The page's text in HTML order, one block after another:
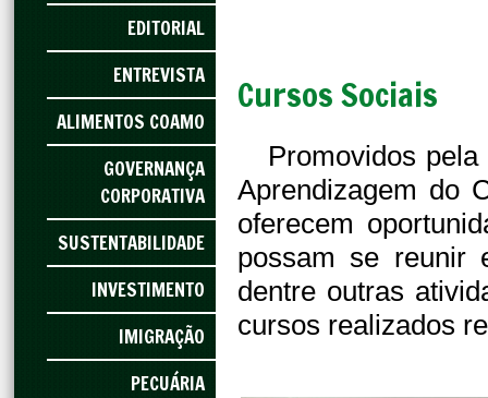
EDITORIAL
ENTREVISTA
ALIMENTOS COAMO
GOVERNANÇA
CORPORATIVA
SUSTENTABILIDADE
INVESTIMENTO
IMIGRAÇÃO
PECUÁRIA
Cursos Sociais
Promovidos
Aprendizagem do
oferecem
possam se reunir
dentre outras
cursos realizados